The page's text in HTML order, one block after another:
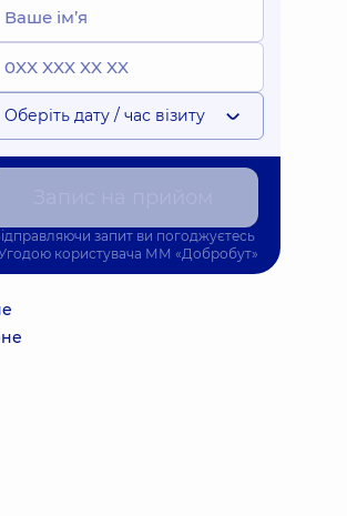
Оберіть дату / час візиту
запит ви погоджуєтесь
користувача ММ «Добробут»